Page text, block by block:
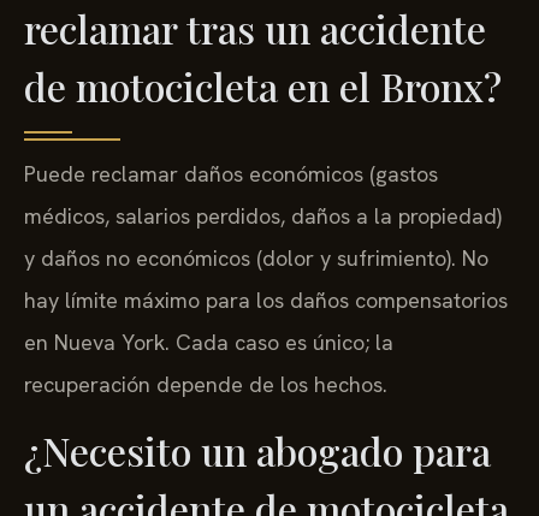
reclamar tras un accidente
de motocicleta en el Bronx?
Puede reclamar daños económicos (gastos
médicos, salarios perdidos, daños a la propiedad)
y daños no económicos (dolor y sufrimiento). No
hay límite máximo para los daños compensatorios
en Nueva York. Cada caso es único; la
recuperación depende de los hechos.
¿Necesito un abogado para